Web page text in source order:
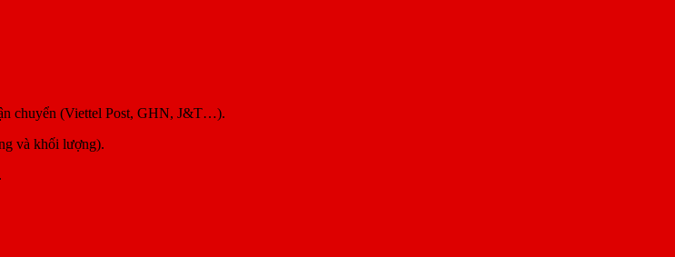
chuyển (Viettel Post, GHN, J&T…).
và khối lượng).